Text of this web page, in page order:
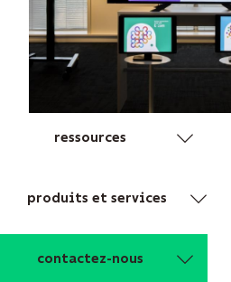
ressources
produits et services
contactez-nous